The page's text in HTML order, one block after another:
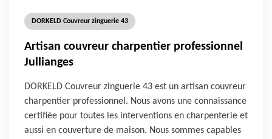
DORKELD Couvreur zinguerie 43
Artisan couvreur charpentier professionnel
Jullianges
DORKELD Couvreur zinguerie 43 est un artisan couvreur
charpentier professionnel. Nous avons une connaissance
certifiée pour toutes les interventions en charpenterie et
aussi en couverture de maison. Nous sommes capables